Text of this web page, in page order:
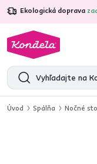
Ekologická doprava
4,7
Úvod Spálňa Nočné